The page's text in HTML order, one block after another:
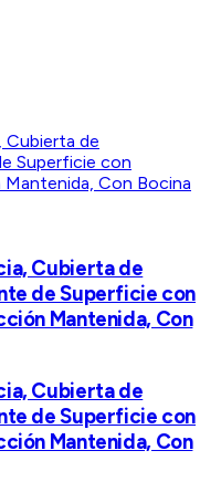
Cubierta de
de Superficie con
Mantenida, Con
Cubierta de
de Superficie con
Mantenida, Con